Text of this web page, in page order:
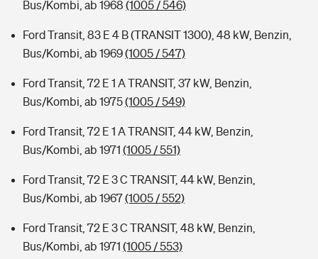
Bus/Kombi, ab 1968 (1005 / 546)
Ford Transit, 83 E 4 B (TRANSIT 1300), 48 kW, Benzin,
Bus/Kombi, ab 1969(1005 / 547)
Ford Transit, 72 E 1 A TRANSIT, 37 kW, Benzin,
Bus/Kombi, ab 1975(1005 / 549)
Ford Transit, 72 E 1 A TRANSIT, 44 kW, Benzin,
Bus/Kombi, ab 1971 (1005 / 551)
Ford Transit, 72 E 3 C TRANSIT, 44 kW, Benzin,
Bus/Kombi, ab 1967(1005 / 552)
Ford Transit, 72 E 3 C TRANSIT, 48 kW, Benzin,
Bus/Kombi, ab 1971 (1005 / 553)